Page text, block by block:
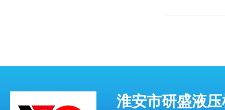
淮安市研盛液